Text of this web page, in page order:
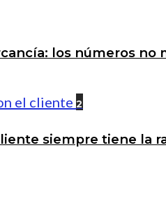
los números no
2
siempre tiene la